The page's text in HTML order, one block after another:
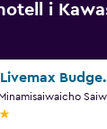
i
Hotel